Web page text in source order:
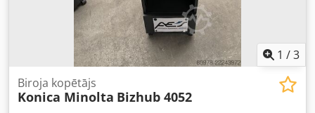
1 /3
Biroja kopētājs
Konica Minolta Bizhub 4052